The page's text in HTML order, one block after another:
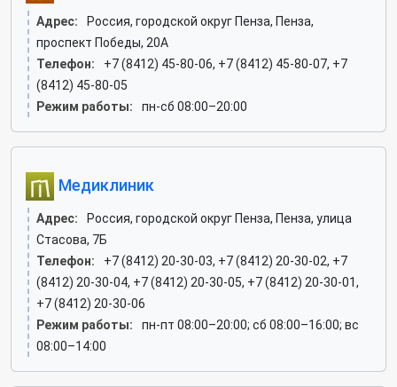
Адрес:
Россия, городской округ Пенза, Пенза,
проспект Победы, 20А
Телефон:
+7 (8412) 45-80-06, +7 (8412) 45-80-07, +7
(8412) 45-80-05
Режим работы:
пн-сб 08:00–20:00
Медиклиник
Адрес:
Россия, городской округ Пенза, Пенза, улица
Стасова, 7Б
Телефон:
+7 (8412) 20-30-03, +7 (8412) 20-30-02, +7
(8412) 20-30-04, +7 (8412) 20-30-05, +7 (8412) 20-30-01,
+7 (8412) 20-30-06
Режим работы:
пн-пт 08:00–20:00; сб 08:00–16:00; вс
08:00–14:00